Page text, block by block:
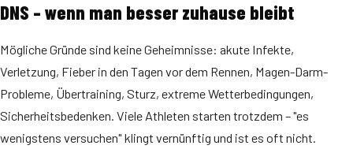
DNS – wenn man besser zuhause bleibt
Mögliche Gründe sind keine Geheimnisse: akute Infekte,
Verletzung, Fieber in den Tagen vor dem Rennen, Magen-Darm-
Probleme, Übertraining, Sturz, extreme Wetterbedingungen,
Sicherheitsbedenken. Viele Athleten starten trotzdem – "es
wenigstens versuchen" klingt vernünftig und ist es oft nicht.